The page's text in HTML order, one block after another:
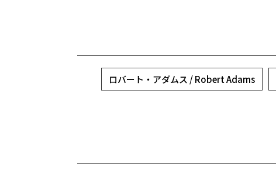
ロバート・アダムス / Robert Adams